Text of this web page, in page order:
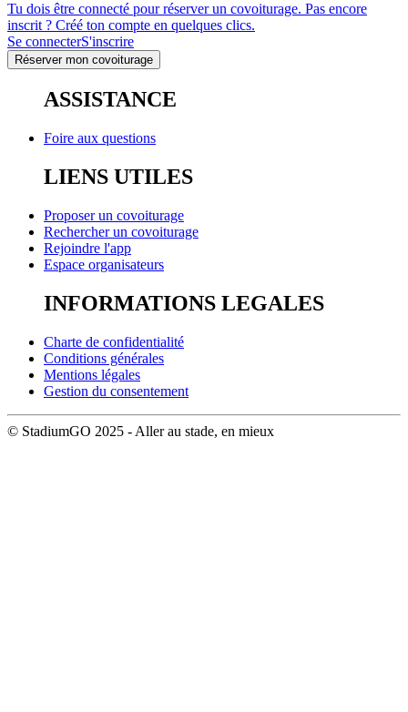
Tu dois être connecté pour réserver un covoiturage. Pas encore
inscrit ? Créé ton compte en quelques clics.
Se connecterS'inscrire
Réserver mon covoiturage
ASSISTANCE
Foire aux questions
LIENS UTILES
Proposer un covoiturage
Rechercher un covoiturage
Rejoindre l'app
Espace organisateurs
INFORMATIONS LEGALES
Charte de confidentialité
Conditions générales
Mentions légales
Gestion du consentement
© StadiumGO 2025 - Aller au stade, en mieux